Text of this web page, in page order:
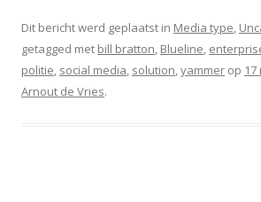
Dit bericht werd geplaatst in Media type,
getagged met bill bratton, Blueline,
politie, social media, solution,yammer op
Arnout de Vries.